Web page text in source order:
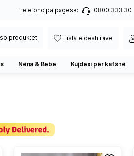
Telefono pa pagesë: 0800 333 30
produktet Lista e dëshirave
Nëna & Bebe Kujdesi për kafshë